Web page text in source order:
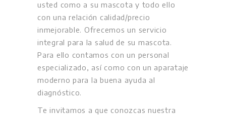
usted como a su mascota y todo ello
con una relación calidad/precio
inmejorable. Ofrecemos un servicio
integral para la salud de su mascota.
Para ello contamos con un personal
especializado, así como con un aparataje
moderno para la buena ayuda al
diagnóstico.
Te invitamos a que conozcas nuestra